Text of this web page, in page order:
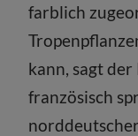
farblich
kann, sagt
französisch